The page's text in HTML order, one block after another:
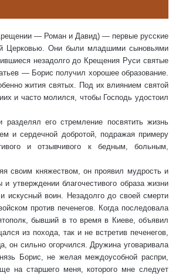
— Роман и Давид) — первые русские
Церковью. Они были младшими сыновьями
незадолго до Крещения Руси святые
— Борис получил хорошее образование.
жития святых. Под их влиянием святой
и часто молился, чтобы Господь удостоил
его стремление посвятить жизнь
и сердечной добротой, подражая примеру
и отзывчивого к бедным, больным,
своим княжеством, он проявил мудрость и
утверждении благочестивого образа жизни
искусный воин. Незадолго до своей смерти
против печенегов. Когда последовала
бывший в то время в Киеве, объявил
из похода, так и не встретив печенегов,
он сильно огорчился. Дружина уговаривала
Борис, не желая междоусобной распри,
на старшего меня, которого мне следует